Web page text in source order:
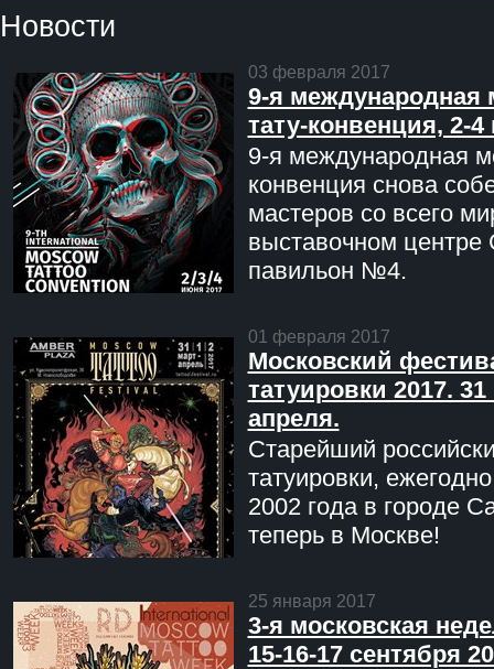
Новости
03 февраля 2017
9-я международная
тату-конвенция, 2-
9-я международная
конвенция снова
мастеров со всего
выставочном центре
павильон №4.
01 февраля 2017
Московский
татуировки 2017. 31
апреля.
Старейший
татуировки,
2002 года в городе
теперь в Москве!
25 января 2017
3-я московская
15-16-17 сентября